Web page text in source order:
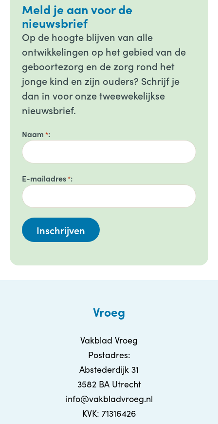
Meld je aan voor de
nieuwsbrief
Op de hoogte blijven van alle
ontwikkelingen op het gebied van de
geboortezorg en de zorg rond het
jonge kind en zijn ouders? Schrijf je
dan in voor onze tweewekelijkse
nieuwsbrief.
Naam *
E-mailadres*
Vroeg
Vakblad Vroeg
Postadres:
Abstederdijk 31
3582 BA Utrecht
info@vakbladvroeg.nl
KVK: 71316426